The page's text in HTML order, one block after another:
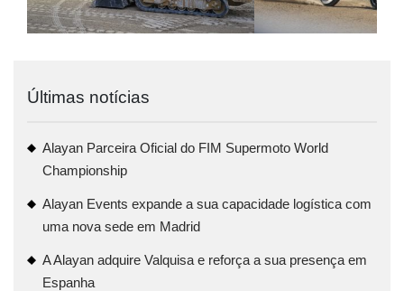
Últimas notícias
Alayan Parceira Oficial do FIM Supermoto World
Championship
Alayan Events expande a sua capacidade logística com
uma nova sede em Madrid
A Alayan adquire Valquisa e reforça a sua presença em
Espanha